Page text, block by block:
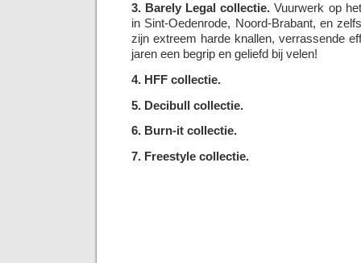
3. Barely Legal collectie. Vuurwerk op
in Sint-Oedenrode, Noord-Brabant, en
zijn extreem harde knallen, verrassende
jaren een begrip en geliefd bij velen!
4. HFF collectie.
5. Decibull collectie.
6. Burn-it collectie.
7. Freestyle collectie.